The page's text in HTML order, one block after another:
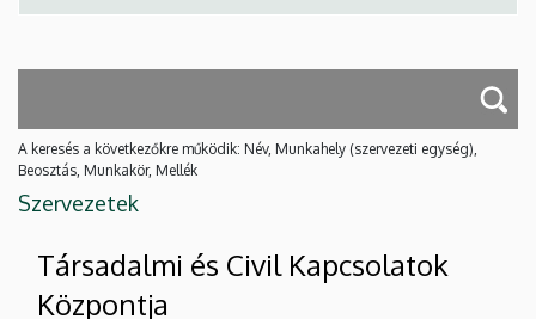
A keresés a következőkre működik: Név, Munkahely (szervezeti egység),
Beosztás, Munkakör, Mellék
Szervezetek
Társadalmi és Civil Kapcsolatok
Központja